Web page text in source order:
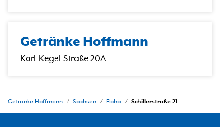
Getränke Hoffmann
Karl-Kegel-Straße 20A
Getränke Hoffmann / Sachsen / Flöha / Schillerstraße 21